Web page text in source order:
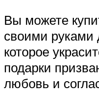
Вы можете
своими руками
которое
подарки
любовь и